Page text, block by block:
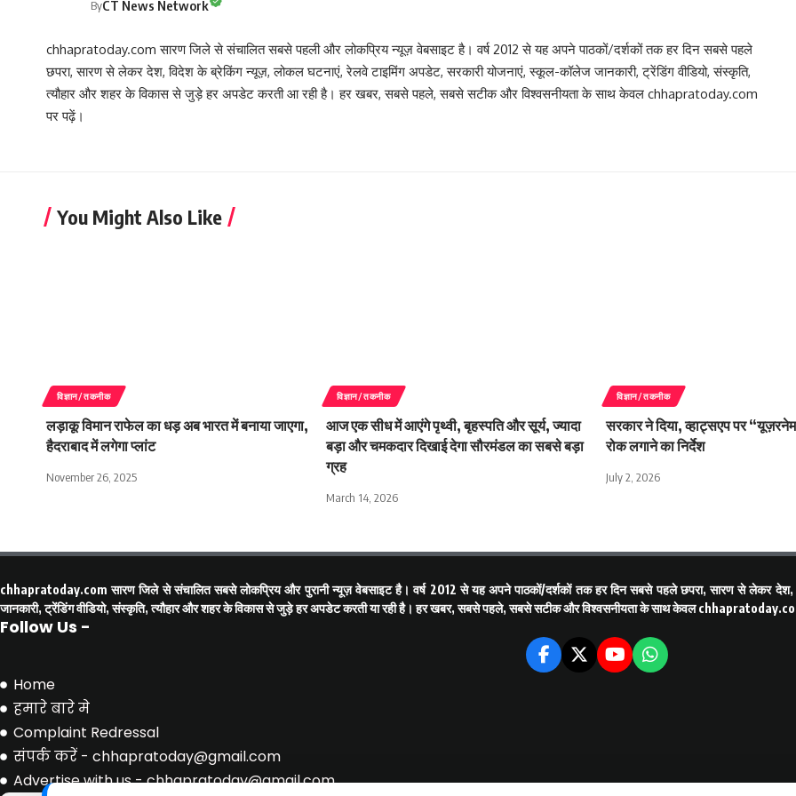
ByCT News Network
chhapratoday.com सारण जिले से संचालित सबसे पहली और लोकप्रिय न्यूज़ वेबसाइट है। वर्ष 2012 से यह अपने पाठकों/दर्शकों तक हर दिन सबसे पहले
छपरा, सारण से लेकर देश, विदेश के ब्रेकिंग न्यूज़, लोकल घटनाएं, रेलवे टाइमिंग अपडेट, सरकारी योजनाएं, स्कूल-कॉलेज जानकारी, ट्रेंडिंग वीडियो, संस्कृति,
त्यौहार और शहर के विकास से जुड़े हर अपडेट करती आ रही है। हर खबर, सबसे पहले, सबसे सटीक और विश्वसनीयता के साथ केवल chhapratoday.com
पर पढ़ें।
You Might Also Like
विज्ञान/तकनीक
लड़ाकू विमान राफेल का धड़ अब भारत में बनाया जाएगा,
हैदराबाद में ​लगेगा प्लांट
November 26, 2025
विज्ञान/तकनीक
आज एक सीध में आएंगे पृथ्वी, बृहस्पति और सूर्य, ज्यादा
बड़ा और चमकदार दिखाई देगा सौरमंडल का सबसे बड़ा
ग्रह
March 14, 2026
विज्ञान/तकनीक
सरकार ने दिया, व्हाट्सएप पर
रोक लगाने का निर्देश
July 2, 2026
chhapratoday.com सारण जिले से संचालित सबसे लोकप्रिय और पुरानी न्यूज़ वेबसाइट है। वर्ष 2012 से यह अपने पाठकों/दर्शकों तक हर दिन सबसे पहले छपरा, सारण से लेकर
जानकारी, ट्रेंडिंग वीडियो, संस्कृति, त्यौहार और शहर के विकास से जुड़े हर अपडेट करती या रही है। हर खबर, सबसे पहले, सबसे सटीक और विश्वसनीयता के साथ केवल
Follow Us -
Home
हमारे बारे मे
Complaint Redressal
संपर्क करें - chhapratoday@gmail.com
Advertise with us - chhapratoday@gmail.com